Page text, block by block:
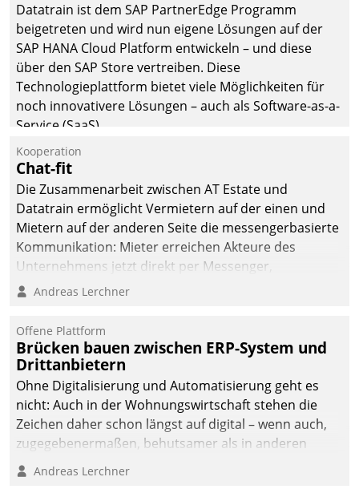
Datatrain ist dem SAP PartnerEdge Programm
beigetreten und wird nun eigene Lösungen auf der
SAP HANA Cloud Platform entwickeln – und diese
über den SAP Store vertreiben. Diese
Technologieplattform bietet viele Möglichkeiten für
noch innovativere Lösungen – auch als Software-as-a-
Service (SaaS).
Kooperation
Chat-fit
Die Zusammenarbeit zwischen AT Estate und
Datatrain ermöglicht Vermietern auf der einen und
Mietern auf der anderen Seite die messengerbasierte
Kommunikation: Mieter erreichen Akteure des
Unternehmens jetzt direkt per Messenger,
Mitarbeiter oder Dienstleister empfangen oder
Andreas Lerchner
Offene Plattform
Brücken bauen zwischen ERP-System und
Drittanbietern
Ohne Digitalisierung und Automatisierung geht es
nicht: Auch in der Wohnungswirtschaft stehen die
Zeichen daher schon längst auf digital – wenn auch,
zugegebenermaßen, behutsamer als in anderen
Branchen.
Andreas Lerchner